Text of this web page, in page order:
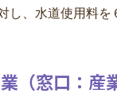
、水道使用料
（窓口：産